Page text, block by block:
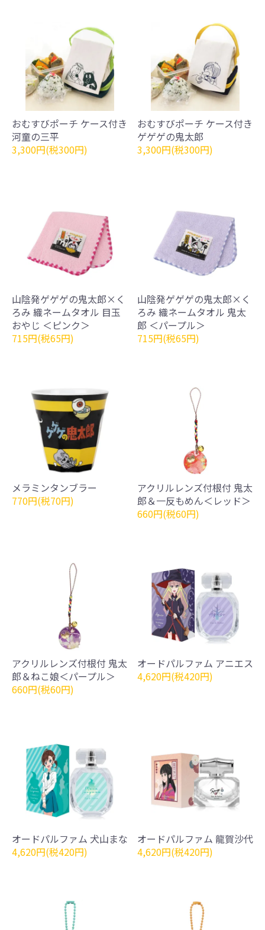
おむすびポーチ ケース付き
河童の三平
3,300円(税300円)
おむすびポーチ ケース付き
ゲゲゲの鬼太郎
3,300円(税300円)
山陰発ゲゲゲの鬼太郎×く
ろみ 織ネームタオル 目玉
おやじ ＜ピンク＞
715円(税65円)
山陰発ゲゲゲの鬼太郎×く
ろみ 織ネームタオル 鬼太
郎 ＜パープル＞
715円(税65円)
メラミンタンブラー
770円(税70円)
アクリルレンズ付根付 鬼太
郎＆一反もめん＜レッド＞
660円(税60円)
アクリルレンズ付根付 鬼太
郎＆ねこ娘＜パープル＞
660円(税60円)
オードパルファム アニエス
4,620円(税420円)
オードパルファム 犬山まな
4,620円(税420円)
オードパルファム 龍賀沙代
4,620円(税420円)